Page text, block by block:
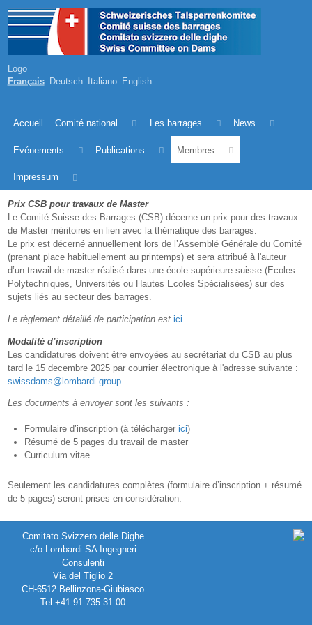
Logo
Français Deutsch Italiano English
Accueil Comité national Les barrages News
Evénements Publications Membres
Impressum
Prix CSB pour travaux de Master
Le Comité Suisse des Barrages (CSB) décerne un prix pour des travaux
de Master méritoires en lien avec la thématique des barrages.
Le prix est décerné annuellement lors de l’Assemblé Générale du Comité
(prenant place habituellement au printemps) et sera attribué à l'auteur
d’un travail de master réalisé dans une école supérieure suisse (Ecoles
Polytechniques, Universités ou Hautes Ecoles Spécialisées) sur des
sujets liés au secteur des barrages.
Le règlement détaillé de participation est ici
Modalité d’inscription
Les candidatures doivent être envoyées au secrétariat du CSB au plus
tard le 15 decembre 2025 par courrier électronique à l'adresse suivante :
swissdams@lombardi.group
Les documents à envoyer sont les suivants :
Formulaire d’inscription (à télécharger ici)
Résumé de 5 pages du travail de master
Curriculum vitae
Seulement les candidatures complètes (formulaire d’inscription + résumé
de 5 pages) seront prises en considération.
Comitato Svizzero delle Dighe
c/o Lombardi SA Ingegneri
Consulenti
Via del Tiglio 2
CH-6512 Bellinzona-Giubiasco
Tel:+41 91 735 31 00